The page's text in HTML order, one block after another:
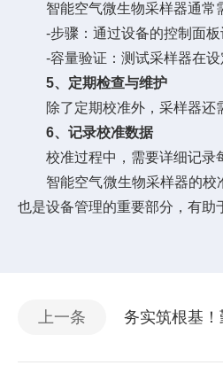
智能空气微生物采样器通常需
-步骤：通过设备的控制面板
-容量验证：测试采样器在设
5、定期检查与维护
除了定期校准外，采样器还需
6、记录校准数据
校准过程中，需要详细记录每
智能空气微生物采样器的校准
也是设备管理的重要部分，有助
上一条 务实筑根基